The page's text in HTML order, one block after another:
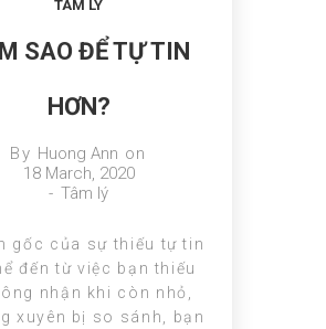
TÂM LÝ
SAO ĐỂ TỰ TIN
HƠN?
By Huong Ann on
18 March, 2020
-Tâm lý
gốc của sự thiếu tự tin
đến từ việc bạn thiếu
nhận khi còn nhỏ,
xuyên bị so sánh, bạn